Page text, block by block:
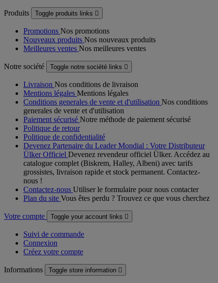
Produits Toggle produits links 
Promotions Nos promotions
Nouveaux produits Nos nouveaux produits
Meilleures ventes Nos meilleures ventes
Notre société Toggle notre société links 
Livraison Nos conditions de livraison
Mentions légales Mentions légales
Conditions generales de vente et d'utilisation Nos conditions
generales de vente et d'utilisation
Paiement sécurisé Notre méthode de paiement sécurisé
Politique de retour
Politique de confidentialité
Devenez Partenaire du Leader Mondial : Votre Distributeur
Ülker Officiel Devenez revendeur officiel Ülker. Accédez au
catalogue complet (Biskrem, Halley, Albeni) avec tarifs
grossistes, livraison rapide et stock permanent. Contactez-
nous !
Contactez-nous Utiliser le formulaire pour nous contacter
Plan du site Vous êtes perdu ? Trouvez ce que vous cherchez
Votre compte Toggle your account links 
Suivi de commande
Connexion
Créez votre compte
Informations Toggle store information 